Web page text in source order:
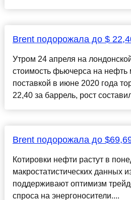
Brent подорожала до $
Утром 24 апреля на
стоимость фьючерса на нефть
поставкой в июне 2020 года
22,40 за баррель, рост
Brent подорожала до
Котировки нефти растут в
макростатистических данных
поддерживают оптимизм
спроса на энергоносители....